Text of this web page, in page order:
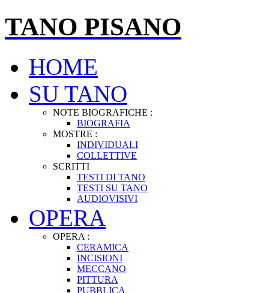
TANO PISANO
HOME
SU TANO
NOTE BIOGRAFICHE :
BIOGRAFIA
MOSTRE :
INDIVIDUALI
COLLETTIVE
SCRITTI
TESTI DI TANO
TESTI SU TANO
AUDIOVISIVI
OPERA
OPERA :
CERAMICA
INCISIONI
MECCANO
PITTURA
PUBBLICA